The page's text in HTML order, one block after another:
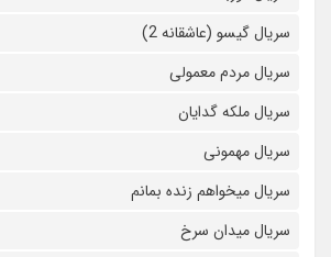
سریال گیسو (عاشقانه 2)
سریال مردم معمولی
سریال ملکه گدایان
سریال مهمونی
سریال میخواهم زنده بمانم
سریال میدان سرخ